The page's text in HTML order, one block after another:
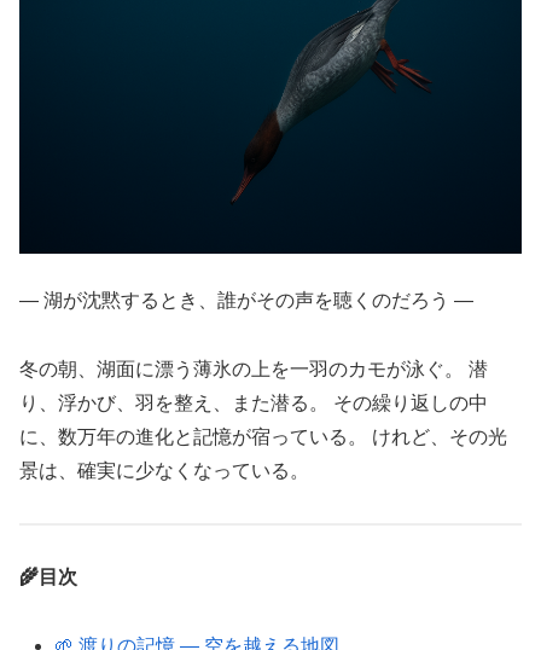
― 湖が沈黙するとき、誰がその声を聴くのだろう ―
冬の朝、湖面に漂う薄氷の上を一羽のカモが泳ぐ。 潜
り、浮かび、羽を整え、また潜る。 その繰り返しの中
に、数万年の進化と記憶が宿っている。 けれど、その光
景は、確実に少なくなっている。
🌾目次
🌱 渡りの記憶 ― 空を越える地図